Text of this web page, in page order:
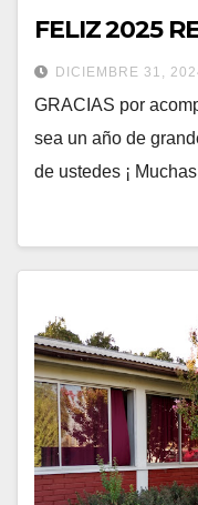
FELIZ 2025
DICIEMBRE 31,
GRACIAS por
sea un año de
de ustedes ¡